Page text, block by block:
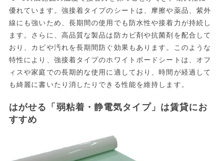
優れています。強接着タイプのシートは、摩擦や薬品、紫外
線にも強いため、長期間の使用でも防水性や接着力が持続し
ます。さらに、高品質な製品は防カビ剤や抗菌剤を配合して
おり、カビや汚れを長期間防ぐ効果もあります。このような
特性により、強接着タイプのホワイトボードシートは、オフ
ィスや家庭での長期的な使用に適しており、時間が経過して
も綺麗に書いたり消したりできる性能を維持します。
はがせる「弱粘着・静電気タイプ」は賃貸にお
すすめ